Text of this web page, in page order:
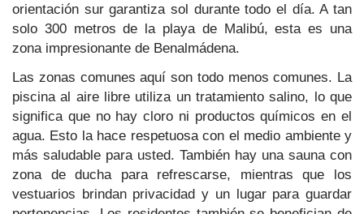
orientación sur garantiza sol durante todo el día. A tan
solo 300 metros de la playa de Malibú, esta es una
zona impresionante de Benalmádena.
Las zonas comunes aquí son todo menos comunes. La
piscina al aire libre utiliza un tratamiento salino, lo que
significa que no hay cloro ni productos químicos en el
agua. Esto la hace respetuosa con el medio ambiente y
más saludable para usted. También hay una sauna con
zona de ducha para refrescarse, mientras que los
vestuarios brindan privacidad y un lugar para guardar